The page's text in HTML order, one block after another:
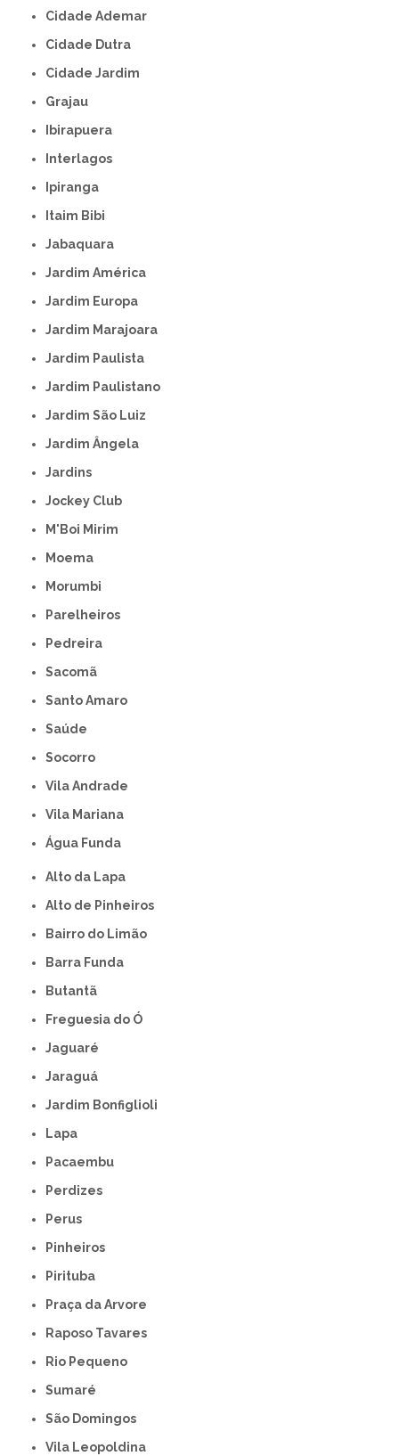
Cidade Ademar
Cidade Dutra
Cidade Jardim
Grajau
Ibirapuera
Interlagos
Ipiranga
Itaim Bibi
Jabaquara
Jardim América
Jardim Europa
Jardim Marajoara
Jardim Paulista
Jardim Paulistano
Jardim São Luiz
Jardim Ângela
Jardins
Jockey Club
M'Boi Mirim
Moema
Morumbi
Parelheiros
Pedreira
Sacomã
Santo Amaro
Saúde
Socorro
Vila Andrade
Vila Mariana
Água Funda
Alto da Lapa
Alto de Pinheiros
Bairro do Limão
Barra Funda
Butantã
Freguesia do Ó
Jaguaré
Jaraguá
Jardim Bonfiglioli
Lapa
Pacaembu
Perdizes
Perus
Pinheiros
Pirituba
Praça da Arvore
Raposo Tavares
Rio Pequeno
Sumaré
São Domingos
Vila Leopoldina